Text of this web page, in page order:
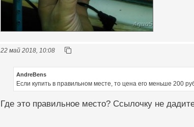
22 май 2018, 10:08
AndreBens
Если купить в правильном месте, то цена его меньше 200
Где это правильное место? Ссылочку не